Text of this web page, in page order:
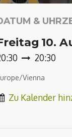
&
10.
20:30
Vienna
Zu Kalender